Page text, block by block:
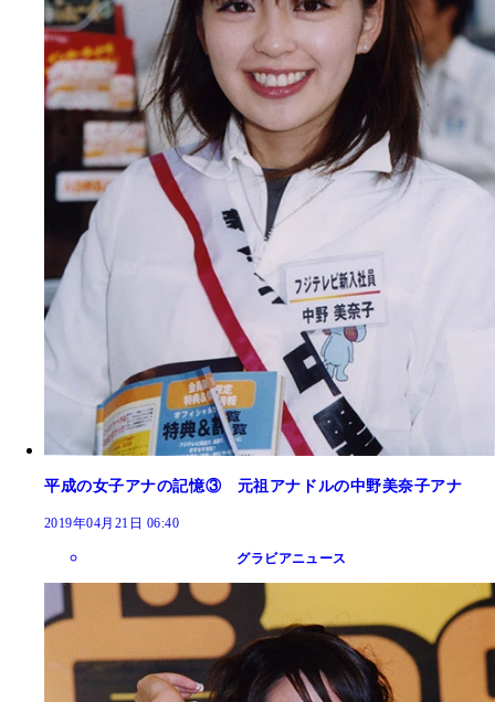
平成の女子アナの記憶③ 元祖アナドルの中野美奈子アナ
2019年04月21日 06:40
グラビアニュース